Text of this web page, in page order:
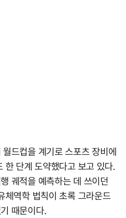
드컵을 계기로 스포츠 장비에
한 단계 도약했다고 보고 있다.
궤적을 예측하는 데 쓰이던
체역학 법칙이 초록 그라운드
때문이다.